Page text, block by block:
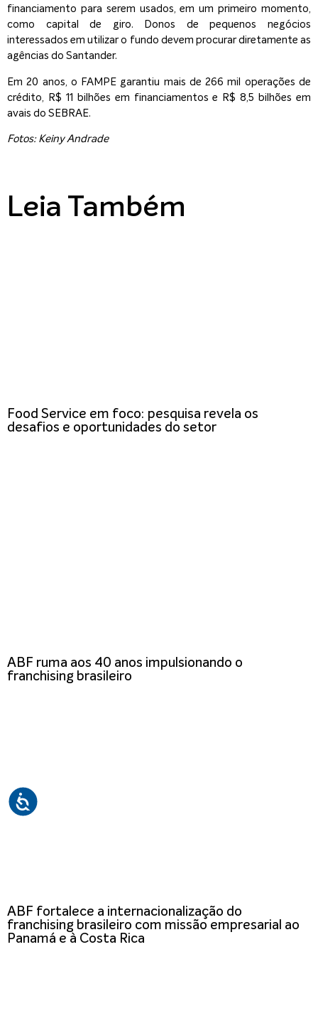
financiamento para serem usados, em um primeiro momento,
como capital de giro. Donos de pequenos negócios
interessados em utilizar o fundo devem procurar diretamente as
agências do Santander.
Em 20 anos, o FAMPE garantiu mais de 266 mil operações de
crédito, R$ 11 bilhões em financiamentos e R$ 8,5 bilhões em
avais do SEBRAE.
Fotos: Keiny Andrade
Leia Também
Food Service em foco: pesquisa revela os
desafios e oportunidades do setor
ABF ruma aos 40 anos impulsionando o
franchising brasileiro
ABF fortalece a internacionalização do
franchising brasileiro com missão empresarial ao
Panamá e à Costa Rica